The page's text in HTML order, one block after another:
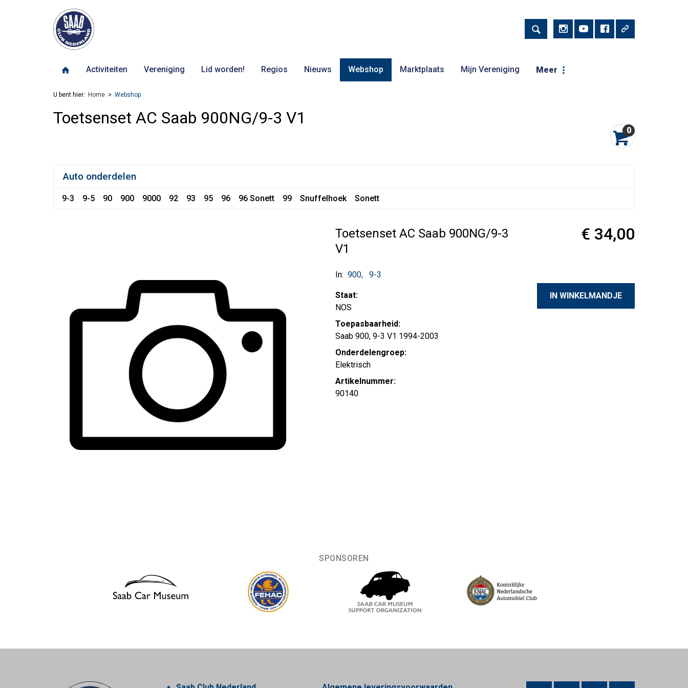
Activiteiten Vereniging Lid worden! Regios Nieuws Webshop Marktplaats Mijn Vereniging Meer
U bent hier: Home Webshop
Toetsenset AC Saab 900NG/9-3 V1
0
Auto onderdelen
9-3 9-5 90 900 9000 92 93 95 96 96 Sonett 99 Snuffelhoek Sonett
Toetsenset AC Saab 900NG/9-3
V1
In: 900 9-3
Staat:
NOS
Toepasbaarheid:
Saab 900, 9-3 V1 1994-2003
Onderdelengroep:
Elektrisch
Artikelnummer:
90140
€ 34,00
SPONSOREN